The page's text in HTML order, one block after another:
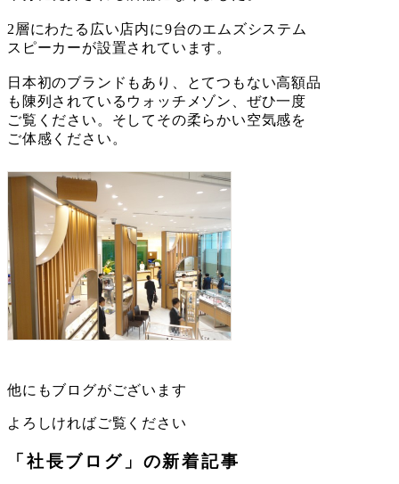
2層にわたる広い店内に9台のエムズシステム
スピーカーが設置されています。
日本初のブランドもあり、とてつもない高額品
も陳列されているウォッチメゾン、ぜひ一度
ご覧ください。そしてその柔らかい空気感を
ご体感ください。
他にもブログがございます
よろしければご覧ください
「社長ブログ」の新着記事